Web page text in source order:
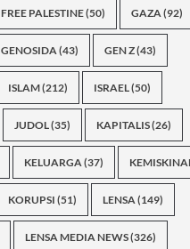
FREE PALESTINE(50) GAZA(92)
GENOSIDA(43) GEN Z(43)
ISLAM(212) ISRAEL(50)
JUDOL(35) KAPITALIS(26)
KELUARGA(37)
KORUPSI (51) LENSA(149)
LENSA MEDIA NEWS(326)